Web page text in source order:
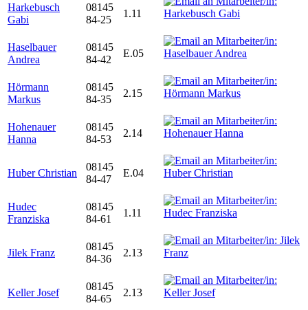
Harkebusch
Gabi
08145
84-25
1.11
Haselbauer
Andrea
08145
84-42
E.05
Hörmann
Markus
08145
84-35
2.15
Hohenauer
Hanna
08145
84-53
2.14
Huber Christian
08145
84-47
E.04
Hudec
Franziska
08145
84-61
1.11
Jilek Franz
08145
84-36
2.13
Keller Josef
08145
84-65
2.13